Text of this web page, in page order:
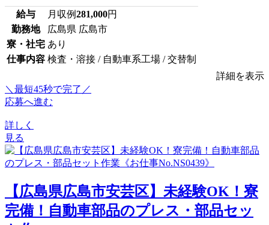
給与 月収例281,000円
勤務地
広島県 広島市
寮・社宅 あり
仕事内容 検査・溶接 / 自動車系工場 / 交替制
詳細を表示
＼最短45秒で完了／
応募へ進む
詳しく
見る
【広島県広島市安芸区】未経験OK！寮
完備！自動車部品のプレス・部品セッ